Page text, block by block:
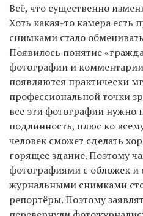
Всё, что существенно
Хоть какая-то камера есть
снимками стало
Появилось понятие
фотографии и
появляются практически
профессиональной точки
все эти фотографии нужно
подлинность, плюс ко
человек сможет сделать
горящее здание. Поэтому
фотографиями с обложек и
журнальными снимками
репортёры. Поэтому